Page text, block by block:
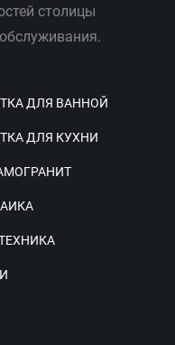
столицы
ДЛЯ ВАННОЙ
ДЛЯ КУХНИ